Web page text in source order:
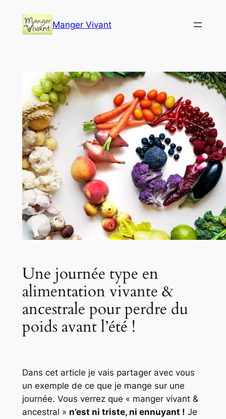
contenu
Manger Vivant
Une journée type en
alimentation vivante &
ancestrale pour perdre du
poids avant l’été !
Dans cet article je vais partager avec vous
un exemple de ce que je mange sur une
journée. Vous verrez que « manger vivant &
ancestral » n’est ni triste, ni ennuyant ! Je